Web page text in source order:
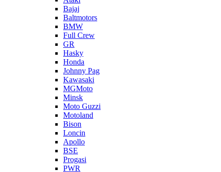
Bajaj
Baltmotors
BMW
Full Crew
GR
Hasky
Honda
Johnny Pag
Kawasaki
MGMoto
Minsk
Moto Guzzi
Motoland
Bison
Loncin
Apollo
BSE
Progasi
PWR